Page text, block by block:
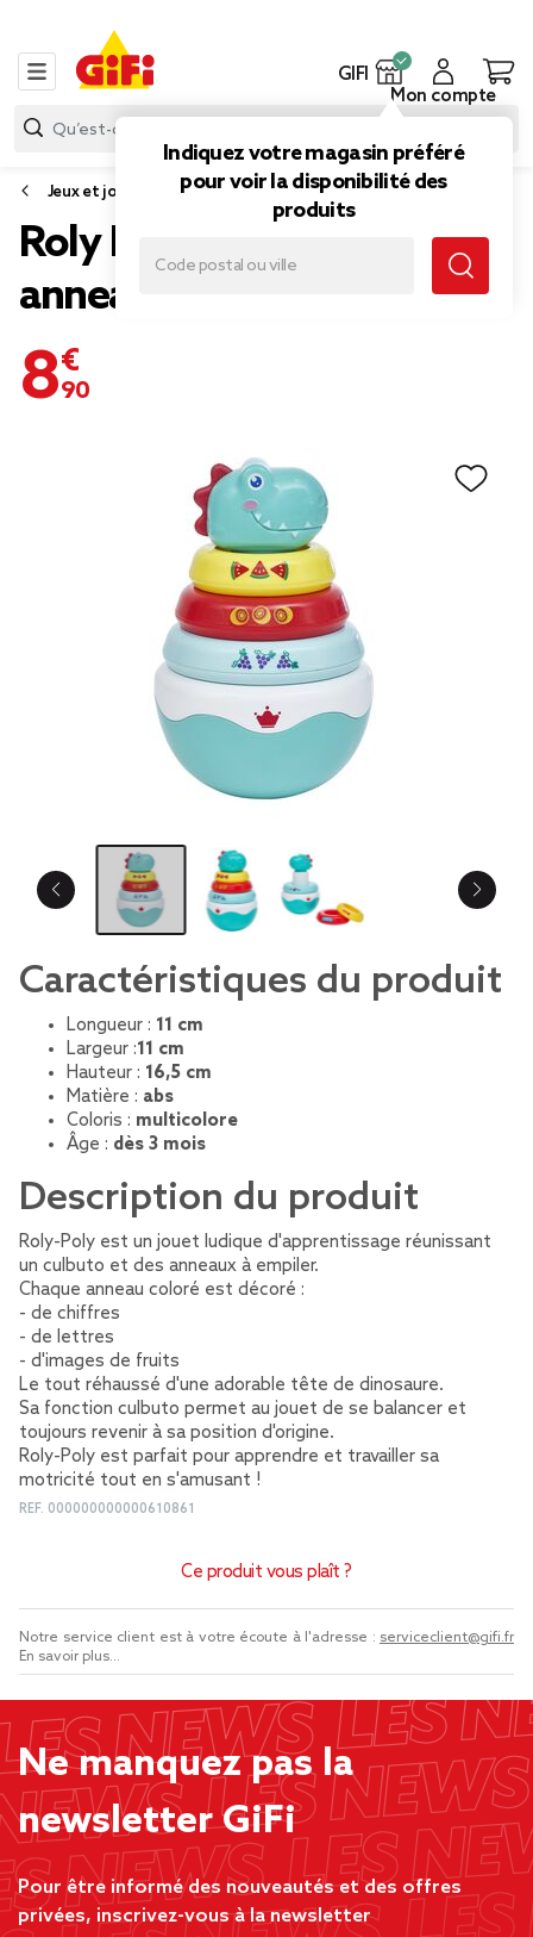
GIFI
Indiquez votre magasin préféré
pour voir la disponibilité des
produits
Mon compte
Jeux et jouets d'éveil
Roly Poly 2en1 culbuto et
anneaux multicolore
8,90 €
Caractéristiques du produit
Longueur : 11 cm
Largeur :11 cm
Hauteur : 16,5 cm
Matière : abs
Coloris : multicolore
Âge : dès 3 mois
Description du produit
Roly-Poly est un jouet ludique d'apprentissage réunissant
un culbuto et des anneaux à empiler.
Chaque anneau coloré est décoré :
- de chiffres
- de lettres
- d'images de fruits
Le tout réhaussé d'une adorable tête de dinosaure.
Sa fonction culbuto permet au jouet de se balancer et
toujours revenir à sa position d'origine.
Roly-Poly est parfait pour apprendre et travailler sa
motricité tout en s'amusant !
REF. 000000000000610861
Ce produit vous plaît ?
Notre service client est à votre écoute à l'adresse : serviceclient@gifi.fr
En savoir plus...
Ne manquez pas la
newsletter GiFi
Pour être informé des nouveautés et des offres
privées, inscrivez-vous à la newsletter